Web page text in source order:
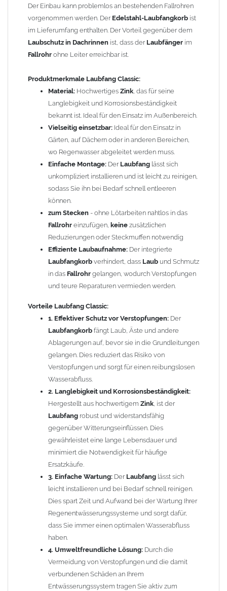
Effiziente Laubaufnahme:Der integrierte Laubfangkorb
verhindert, dassLaub und Schmutz in dasFallrohr
gelangen, wodurch Verstopfungen und teure Reparaturen
vermieden werden.
chemische Reinigungsmittel und häufige Reparaturen
reduzieren.
5. Kosteneffizienz:Die Investition in den Zink Fallrohr
Laubfang Classickann Ihnen langfristig Geld sparen, da
Sie weniger häufige Wartungsarbeiten und Reparaturen
durchführen müssen.
6. Ästhetisches Design:
Designfügt sich harmonisch in jede Umgebung ein, ohne
die Optik Ihres Hauses oderGartenszu beeinträchtigen.
Der Einbau kann problemlos an bestehenden Fallrohren
vorgenommen werden. Der Edelstahl-Laubfangkorb ist
im Lieferumfang enthalten. Der Vorteil gegenüber dem
Laubschutz in Dachrinnen ist, dass der Laubfänger im
Fallrohr ohne Leiter erreichbar ist.
Produktmerkmale Laubfang Classic:
Material: Hochwertiges Zink, das für seine
Langlebigkeit und Korrosionsbeständigkeit
bekannt ist. Ideal für den Einsatz im Außenbereich.
Vielseitig einsetzbar: Ideal für den Einsatz in
Gärten, auf Dächern oder in anderen Bereichen,
wo Regenwasser abgeleitet werden muss.
Einfache Montage: Der Laubfang lässt sich
unkompliziert installieren und ist leicht zu reinigen,
sodass Sie ihn bei Bedarf schnell entleeren
können.
zum Stecken - ohne Lötarbeiten nahtlos in das
Fallrohr einzufügen, keine zusätzlichen
Reduzierungen oder Steckmuffen notwendig
Effiziente Laubaufnahme: Der integrierte
Laubfangkorb verhindert, dass Laub und Schmutz
in das Fallrohr gelangen, wodurch Verstopfungen
und teure Reparaturen vermieden werden.
Vorteile Laubfang Classic:
1. Effektiver Schutz vor Verstopfungen: Der
Laubfangkorb fängt Laub, Äste und andere
Ablagerungen auf, bevor sie in die Grundleitungen
gelangen. Dies reduziert das Risiko von
Verstopfungen und sorgt für einen reibungslosen
Wasserabfluss.
2. Langlebigkeit und Korrosionsbeständigkeit:
Hergestellt aus hochwertigem Zink, ist der
Laubfang robust und widerstandsfähig
gegenüber Witterungseinflüssen. Dies
gewährleistet eine lange Lebensdauer und
minimiert die Notwendigkeit für häufige
Ersatzkäufe.
3. Einfache Wartung: Der Laubfang lässt sich
leicht installieren und bei Bedarf schnell reinigen.
Dies spart Zeit und Aufwand bei der Wartung Ihrer
Regenentwässerungssysteme und sorgt dafür,
dass Sie immer einen optimalen Wasserabfluss
haben.
4. Umweltfreundliche Lösung: Durch die
Vermeidung von Verstopfungen und die damit
verbundenen Schäden an Ihrem
Entwässerungssystem tragen Sie aktiv zum